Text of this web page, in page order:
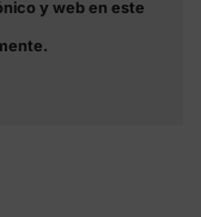
y web en este